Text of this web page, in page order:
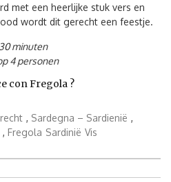
met een heerlijke stuk vers en
wordt dit gerecht een feestje.
minuten
4 personen
con Fregola ?
, Sardegna – Sardienië ,
Fregola Sardinië Vis